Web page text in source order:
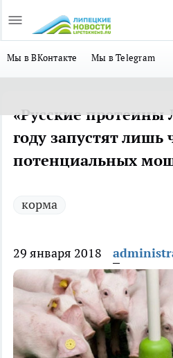
Мы в ВКонтакте Мы в Telegram
«Русские протеины
году запустят лишь
потенциальных
корма
29 января 2018